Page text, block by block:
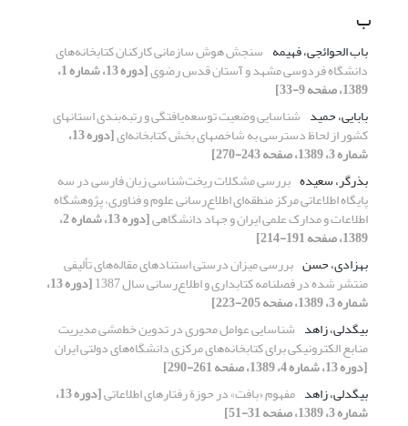
ب
باب الحوائجی، فهیمه سنجش هوش سازمانی کارکنان کتابخانه‌های
دانشگاه فردوسی مشهد و آستان قدس رضوی [دوره 13، شماره 1،
1389، صفحه 9-33]
بابایی، حمید شناسایی وضعیت توسعه‌یافتگی و رتبه‌بندی استانهای
کشور از لحاظ دسترسی به شاخصهای بخش کتابخانه‌ای [دوره 13،
شماره 3، 1389، صفحه 243-270]
بذرگر، سعیده بررسی مشکلات ریخت‌شناسی زبان فارسی در سه
پایگاه اطلاعاتی مرکز منطقه‌ای اطلاع‌رسانی علوم و فناوری، پژوهشگاه
اطلاعات و مدارک علمی ایران و جهاد دانشگاهی [دوره 13، شماره 2،
1389، صفحه 191-214]
بهزادی، حسن بررسی میزان درستی استنادهای مقاله‌های تألیفی
منتشر شده در فصلنامه کتابداری و اطلاع‌رسانی سال 1387 [دوره 13،
شماره 3، 1389، صفحه 205-223]
بیگدلی، زاهد شناسایی عوامل محوری در تدوین خط‌مشی مدیریت
منابع الکترونیکی برای کتابخانه‌های مرکزی دانشگاه‌های دولتی ایران
[دوره 13، شماره 4، 1389، صفحه 261-290]
بیگدلی، زاهد مفهوم «بافت» در حوزة رفتارهای اطلاعاتی [دوره 13،
شماره 3، 1389، صفحه 31-51]